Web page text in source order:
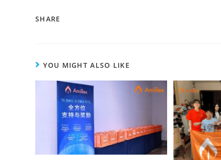
SHARE
YOU MIGHT ALSO LIKE